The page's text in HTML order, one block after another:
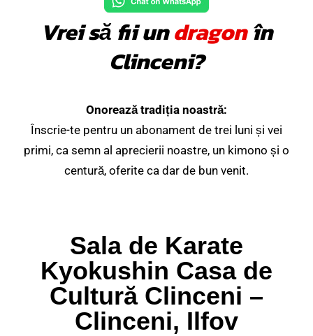
Vrei să fii undragonîn
Clinceni?
Onorează tradiția noastră:
Înscrie-te pentru un abonament de trei luni și vei
primi, ca semn al aprecierii noastre, un kimono și o
centură, oferite ca dar de bun venit.
Sala de Karate
Kyokushin Casa de
Cultură Clinceni –
Clinceni, Ilfov